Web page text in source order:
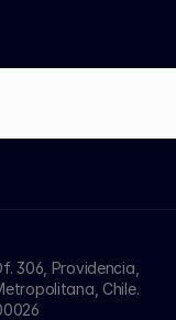
306, Providencia,
Chile.